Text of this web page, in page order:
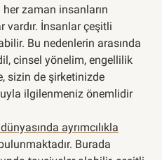
zaman insanların
vardır. İnsanlar çeşitli
Bu nedenlerin arasında
cinsel yönelim, engellilik
sizin de şirketinizde
ilgilenmeniz önemlidir
ayrımcılıkla
Burada